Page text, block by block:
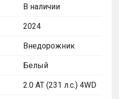
В наличии
2024
Внедорожник
Белый
2.0 AT (231 л.с.) 4WD